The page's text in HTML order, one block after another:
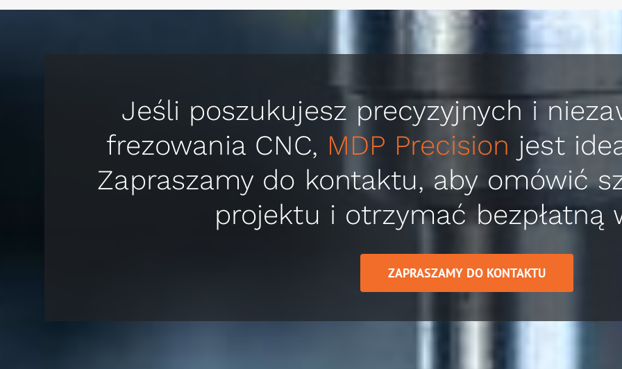
Jeśli poszukujesz precyzyjnych i
frezowania CNC, MDP Precision jest
Zapraszamy do kontaktu, aby omówić
projektu i otrzymaćbezpłatną
ZAPRASZAMY DO KONTAKTU